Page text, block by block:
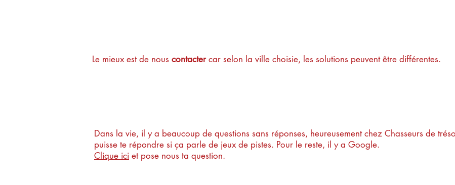
Le mieux est de nous contactercar selon la ville choisie, les solutions peuvent être différentes.
Dans la vie, il y a beaucoup de questions sans réponses, heureusement chez Chasseurs de
puisse te répondre si ça parle de jeux de pistes. Pour le reste, il y a Google.
Clique ici et pose nous ta question.